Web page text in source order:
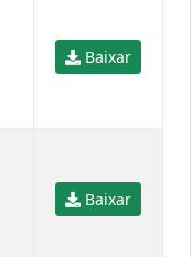
Baixar
Baixar